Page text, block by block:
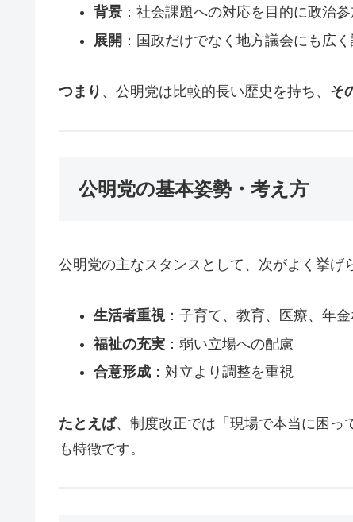
背景：社会課題への対応を目的に政治参
展開 ：国政だけでなく地方議会にも広
つまり 、公明党は比較的長い歴史を持ち、 そ
公明党の基本姿勢・考え方
公明党の主なスタンスとして、次がよく挙げ
生活者重視：子育て、教育、医療、年
福祉の充実：弱い立場への配慮
合意形成：対立より調整を重視
たとえば、制度改正では「現場で本当に困っ
も特徴です。